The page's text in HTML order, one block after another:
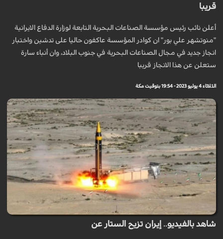
قريبا
أعلن نائب رئيس مؤسسة الصناعات البحرية التابعة لوزارة الدفاع الايرانية
"منوتشهر علي بور" ان كوادر المؤسسة عاكفون حاليا على تدشين واختبار
انجاز جديد في مجال الصناعات البحرية في جنوب البلاد، وان أنباء سارة
ستعلن عن هذا الانجاز قريبا
الثلاثاء 4 يوليو 2023 - 19:54 بتوقيت مكة
شاهد بالفيديو.. إيران تزيح الستار عن